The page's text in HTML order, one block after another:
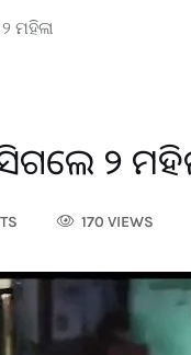
ମହିଳା
୨
170 VIEWS